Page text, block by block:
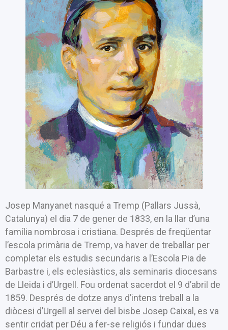
Josep Manyanet nasqué a Tremp (Pallars Jussà,
Catalunya) el dia 7 de gener de 1833, en la llar d’una
família nombrosa i cristiana. Després de freqüentar
l’escola primària de Tremp, va haver de treballar per
completar els estudis secundaris a l’Escola Pia de
Barbastre i, els eclesiàstics, als seminaris diocesans
de Lleida i d’Urgell. Fou ordenat sacerdot el 9 d’abril de
1859. Després de dotze anys d’intens treball a la
diòcesi d’Urgell al servei del bisbe Josep Caixal, es va
sentir cridat per Déu a fer-se religiós i fundar dues